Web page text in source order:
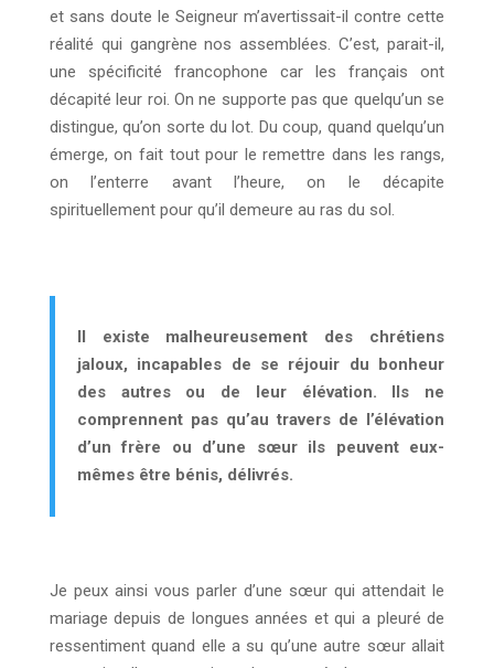
et sans doute le Seigneur m’avertissait-il contre cette
réalité qui gangrène nos assemblées. C’est, parait-il,
une spécificité francophone car les français ont
décapité leur roi. On ne supporte pas que quelqu’un se
distingue, qu’on sorte du lot. Du coup, quand quelqu’un
émerge, on fait tout pour le remettre dans les rangs,
on l’enterre avant l’heure, on le décapite
spirituellement pour qu’il demeure au ras du sol.
Il existe malheureusement des chrétiens
jaloux, incapables de se réjouir du bonheur
des autres ou de leur élévation. Ils ne
comprennent pas qu’au travers de l’élévation
d’un frère ou d’une sœur ils peuvent eux-
mêmes être bénis, délivrés.
Je peux ainsi vous parler d’une sœur qui attendait le
mariage depuis de longues années et qui a pleuré de
ressentiment quand elle a su qu’une autre sœur allait